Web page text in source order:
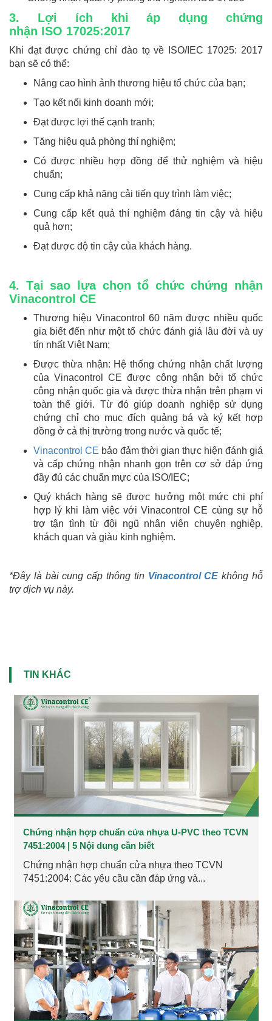
3. Lợi ích khi áp dụng chứng
nhận ISO 17025:2017
Khi đạt được chứng chỉ đào tọ về ISO/IEC 17025: 2017
bạn sẽ có thể:
Nâng cao hình ảnh thương hiệu tổ chức của bạn;
Tạo kết nối kinh doanh mới;
Đạt được lợi thế cạnh tranh;
Tăng hiệu quả phòng thí nghiệm;
Có được nhiều hợp đồng để thử nghiệm và hiệu
chuẩn;
Cung cấp khả năng cải tiến quy trình làm việc;
Cung cấp kết quả thí nghiệm đáng tin cậy và hiệu
quả hơn;
Đạt được độ tin cậy của khách hàng.
4. Tại sao lựa chọn tổ chức chứng nhận
Vinacontrol CE
Thương hiệu Vinacontrol 60 năm được nhiều quốc
gia biết đến như một tổ chức đánh giá lâu đời và uy
tín nhất Việt Nam;
Được thừa nhận: Hệ thống chứng nhận chất lượng
của Vinacontrol CE được công nhận bởi tổ chức
công nhận quốc gia và được thừa nhận trên phạm vi
toàn thế giới. Từ đó giúp doanh nghiệp sử dụng
chứng chỉ cho mục đích quảng bá và ký kết hợp
đồng ở cả thị trường trong nước và quốc tế;
Vinacontrol CE bảo đảm thời gian thực hiện đánh giá
và cấp chứng nhận nhanh gọn trên cơ sở đáp ứng
đầy đủ các chuẩn mực của ISO/IEC;
Quý khách hàng sẽ được hưởng một mức chi phí
hợp lý khi làm việc với Vinacontrol CE cùng sự hỗ
trợ tận tình từ đội ngũ nhân viên chuyên nghiệp,
khách quan và giàu kinh nghiệm.
*Đây là bài cung cấp thông tin Vinacontrol CE không hỗ
trợ dịch vụ này.
TIN KHÁC
Chứng nhận hợp chuẩn cửa nhựa U-PVC theo TCVN
7451:2004 | 5 Nội dung cần biết
Chứng nhận hợp chuẩn cửa nhựa theo TCVN
7451:2004: Các yêu cầu cần đáp ứng và...